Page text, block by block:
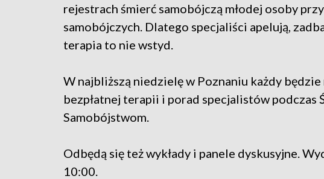
rejestrach śmierć samobójczą młodej osoby
samobójczych. Dlatego specjaliści apelują,
terapia to nie wstyd.
W najbliższą niedzielę w Poznaniu każdy
bezpłatnej terapii i porad specjalistów podczas
Samobójstwom.
Odbędą się też wykłady i panele dyskusyjne.
10:00.